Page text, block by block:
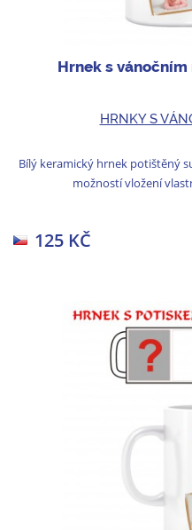
Hrnek s
HRNKY S
Bílý keramický hrnek potištěný
možností vložení
125 KČ